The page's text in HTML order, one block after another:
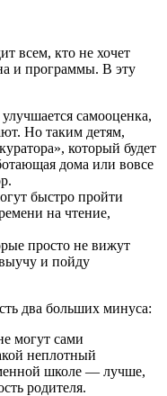
всем, кто не хочет
и программы. В эту
самооценка,
Но таким детям,
который будет
дома или вовсе
быстро пройти
на чтение,
просто не вижут
и пойду
два больших минуса:
могут сами
неплотный
школе — лучше,
родителя.